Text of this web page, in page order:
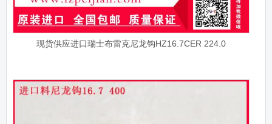
现货供应进口瑞士布雷克尼龙钩HZ16.7CER 224.0